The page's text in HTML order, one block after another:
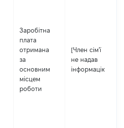
Заробітна
плата
отримана
за
основним
місцем
роботи
[Член сім'ї
не надав
інформацію]